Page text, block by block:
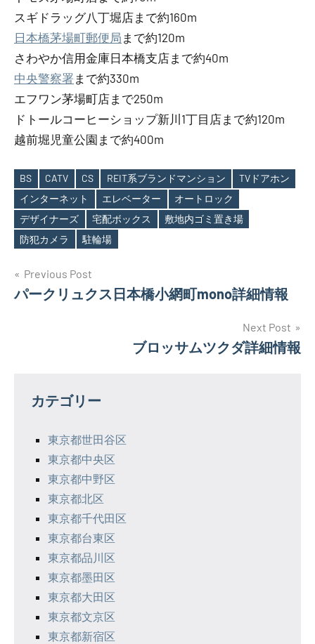
スギドラッグ八丁堀店まで約160m
日本橋茅場町郵便局 まで約120m
さわやか信用金庫日本橋支店まで約40m
中央警察署 まで約330m
エフワン茅場町店まで250m
ドトールコーヒーショップ新川1丁目店まで約120m
越前堀児童公園まで約400m
Tags
BS CATV CS REIT系ブランドマンション
TVドアホン
インターネット
エレベーター
オートロック
デザイナーズ
宅配ボックス
敷地内ゴミ置き場
防犯カメラ
駐輪場
投
稿
ー
Previous Post
パークリュクス日本橋小網町mono詳細情報
Next Post
ブロッサムツクダ詳細情報
カテゴリー
東京都世田谷区
東京都中央区
東京都中野区
東京都北区
東京都千代田区
東京都台東区
東京都品川区
東京都墨田区
東京都大田区
東京都文京区
東京都新宿区